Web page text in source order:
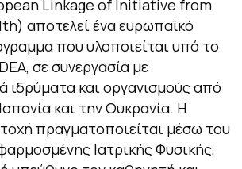
Linkage of Initiative from
αποτελεί ένα ευρωπαϊκό
που υλοποιείται υπό το
σε συνεργασία με
ιδρύματα και οργανισμούς από
και την Ουκρανία. Η
πραγματοποιείται μέσω του
Ιατρικής Φυσικής,